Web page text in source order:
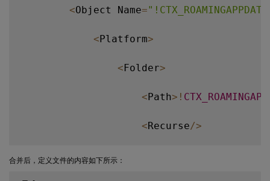
<Object Name=
<Platform>
<Folder>
<Path> !
<Recurse/>
合并后，定义文件的内容如下所示：